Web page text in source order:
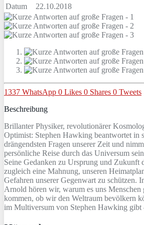
Datum
22.10.2018
1337 WhatsApp 0 Likes 0 Shares 0 Tweets
Beschreibung
Brillanter Physiker, revolutionärer
Optimist: Stephen Hawking beantwortet in
drängendsten Fragen unserer Zeit und
persönliche Reise durch das Universum
Seine Gedanken zu Ursprung und Zukunft
zugleich eine Mahnung, unseren
Gefahren unserer Gegenwart zu schützen.
Arnold hören wir, warum es uns
kommen, ob wir den Weltraum bevölkern
im Multiversum von Stephen Hawking gibt